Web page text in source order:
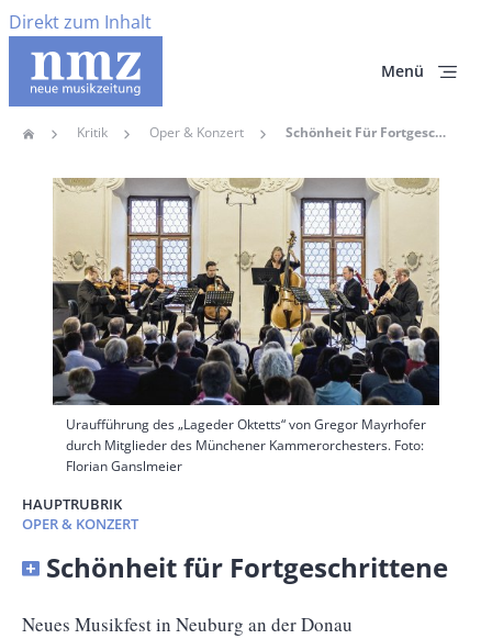
Direkt zum Inhalt
Menü
Home Kritik Oper & Konzert Schönheit Für Fortgeschrittene
Hauptbild
Uraufführung des „Lageder Oktetts“ von Gregor Mayrhofer
durch Mitglieder des Münchener Kammerorchesters. Foto:
Florian Ganslmeier
HAUPTRUBRIK
OPER & KONZERT
Banner
Size
Schönheit für Fortgeschrittene
Untertitel
Neues Musikfest in Neuburg an der Donau